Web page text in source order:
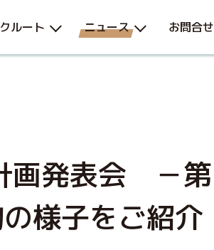
ルート ニュース お問合せ
画発表会 －第
様子をご紹介